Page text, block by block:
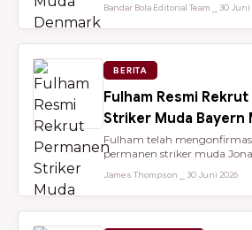
Bandar Bola Editorial Team ⎯ 30 Juni
BERITA
Fulham Resmi
Striker Muda Bayern
Fulham telah
permanen striker muda
James Thompson ⎯ 30 Juni 2026